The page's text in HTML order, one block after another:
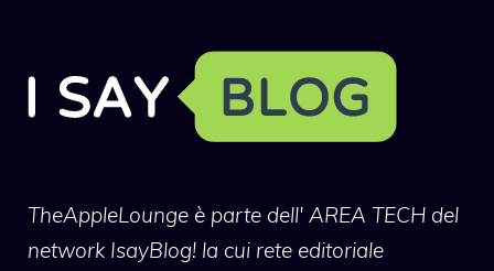
TheAppleLounge è parte dell' AREA TECH del
network IsayBlog! la cui rete editoriale